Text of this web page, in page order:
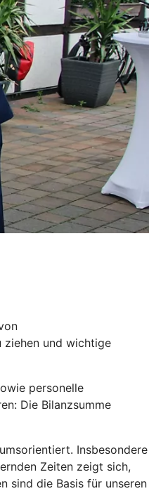
ziehen und wichtige
personelle
Die Bilanzsumme
Insbesondere
Zeiten zeigt sich,
sind die Basis für unseren